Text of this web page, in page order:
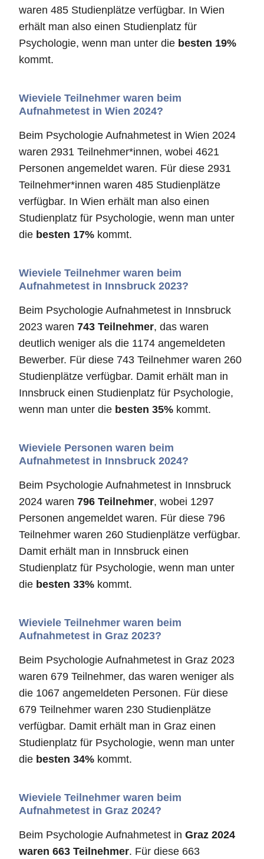
waren 485 Studienplätze verfügbar. In Wien
erhält man also einen Studienplatz für
Psychologie, wenn man unter die besten 19%
kommt.
Wieviele Teilnehmer waren beim
Aufnahmetest in Wien 2024?
Beim Psychologie Aufnahmetest in Wien 2024
waren 2931 Teilnehmer*innen, wobei 4621
Personen angemeldet waren. Für diese 2931
Teilnehmer*innen waren 485 Studienplätze
verfügbar. In Wien erhält man also einen
Studienplatz für Psychologie, wenn man unter
die besten 17% kommt.
Wieviele Teilnehmer waren beim
Aufnahmetest in Innsbruck 2023?
Beim Psychologie Aufnahmetest in Innsbruck
2023 waren 743 Teilnehmer, das waren
deutlich weniger als die 1174 angemeldeten
Bewerber. Für diese 743 Teilnehmer waren 260
Studienplätze verfügbar. Damit erhält man in
Innsbruck einen Studienplatz für Psychologie,
wenn man unter die besten 35% kommt.
Wieviele Personen waren beim
Aufnahmetest in Innsbruck 2024?
Beim Psychologie Aufnahmetest in Innsbruck
2024 waren 796 Teilnehmer, wobei 1297
Personen angemeldet waren. Für diese 796
Teilnehmer waren 260 Studienplätze verfügbar.
Damit erhält man in Innsbruck einen
Studienplatz für Psychologie, wenn man unter
die besten 33% kommt.
Wieviele Teilnehmer waren beim
Aufnahmetest in Graz 2023?
Beim Psychologie Aufnahmetest in Graz 2023
waren 679 Teilnehmer, das waren weniger als
die 1067 angemeldeten Personen. Für diese
679 Teilnehmer waren 230 Studienplätze
verfügbar. Damit erhält man in Graz einen
Studienplatz für Psychologie, wenn man unter
die besten 34% kommt.
Wieviele Teilnehmer waren beim
Aufnahmetest in Graz 2024?
Beim Psychologie Aufnahmetest in Graz 2024
waren 663 Teilnehmer. Für diese 663